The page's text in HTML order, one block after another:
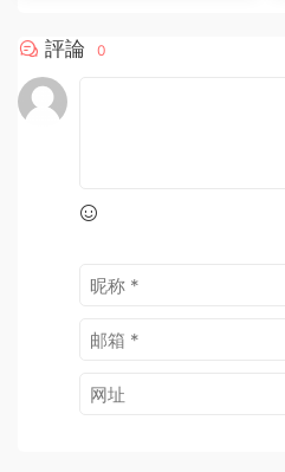
村西邊老王《從一無所有到擁